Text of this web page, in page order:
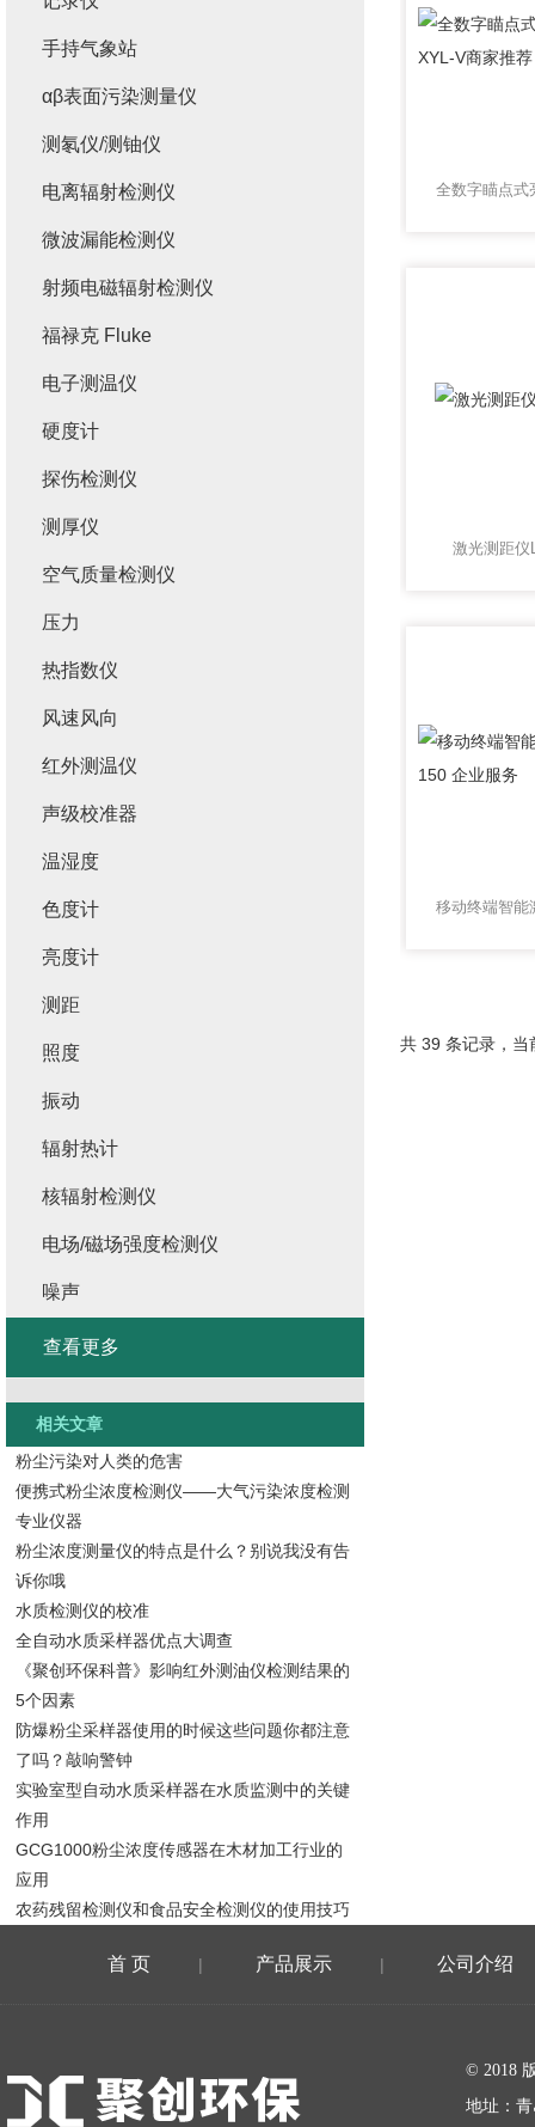
激光测距仪
共 39 条记录，
手持气象站
αβ表面污染测量仪
测氡仪/测铀仪
电离辐射检测仪
微波漏能检测仪
射频电磁辐射检测仪
福禄克 Fluke
电子测温仪
硬度计
探伤检测仪
测厚仪
空气质量检测仪
压力
热指数仪
风速风向
红外测温仪
声级校准器
温湿度
色度计
亮度计
测距
照度
振动
辐射热计
核辐射检测仪
电场/磁场强度检测仪
噪声
查看更多
相关文章
粉尘污染对人类的危害
便携式粉尘浓度检测仪——大气污染浓度检测
专业仪器
粉尘浓度测量仪的特点是什么？别说我没有告
诉你哦
水质检测仪的校准
全自动水质采样器优点大调查
《聚创环保科普》影响红外测油仪检测结果的
5个因素
防爆粉尘采样器使用的时候这些问题你都注意
了吗？敲响警钟
实验室型自动水质采样器在水质监测中的关键
作用
GCG1000粉尘浓度传感器在木材加工行业的
应用
农药残留检测仪和食品安全检测仪的使用技巧
首 页 | 产品展示 | 公司介绍
© 2018
地址：